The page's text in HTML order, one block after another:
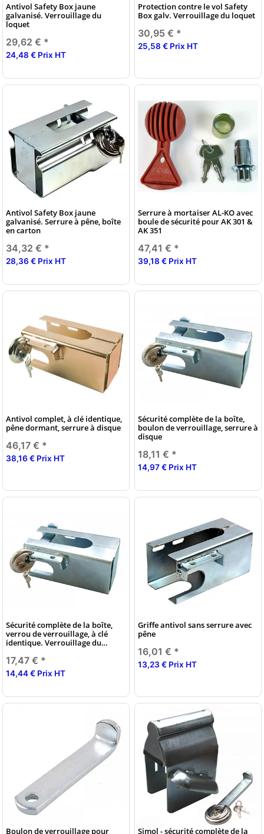
Antivol Safety Box jaune
galvanisé. Verrouillage du
loquet
29,62 € *
24,48 € Prix HT
Protection contre le vol Safety
Box galv. Verrouillage du loquet
30,95 € *
25,58 € Prix HT
Antivol Safety Box jaune
galvanisé. Serrure à pêne, boîte
en carton
34,32 € *
28,36 € Prix HT
Serrure à mortaiser AL-KO avec
boule de sécurité pour AK 301 &
AK 351
47,41 € *
39,18 € Prix HT
Antivol complet, à clé identique,
pêne dormant, serrure à disque
46,17 € *
38,16 € Prix HT
Sécurité complète de la boîte,
boulon de verrouillage, serrure à
disque
18,11 € *
14,97 € Prix HT
Sécurité complète de la boîte,
verrou de verrouillage, à clé
identique. Verrouillage du
17,47 € *
14,44 € Prix HT
Griffe antivol sans serrure avec
pêne
16,01 € *
13,23 € Prix HT
Boulon de verrouillage pour Simol - sécurité complète de la